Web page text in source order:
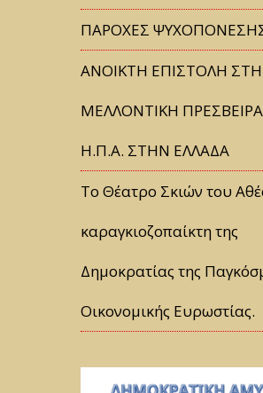
ΠΑΡΟΧΕΣ
ΑΝΟΙΚΤΗ ΕΠΙΣΤΟΛΗ
ΜΕΛΛΟΝΤΙΚΗ
Η.Π.Α. ΣΤΗΝ ΕΛΛΑΔΑ
Tο Θέατρο Σκιών του
καραγκιοζοπαίκτη της
Δημοκρατίας της
Οικονομικής Ευρωστίας.